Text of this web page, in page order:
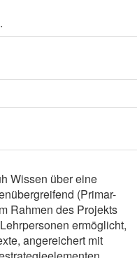
Wissen über eine
(Primar-
Rahmen des Projekts
ermöglicht,
angereichert mit